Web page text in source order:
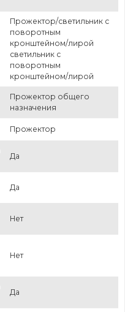
Прожектор/светильник с
поворотным
кронштейном/лирой
светильник с
поворотным
кронштейном/лирой
Прожектор общего
назначения
Прожектор
Да
Да
Нет
Нет
Да